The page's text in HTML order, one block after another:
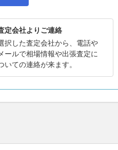
定会社よりご連絡
択した査定会社から、電話や
ールで相場情報や出張査定に
いての連絡が来ます。